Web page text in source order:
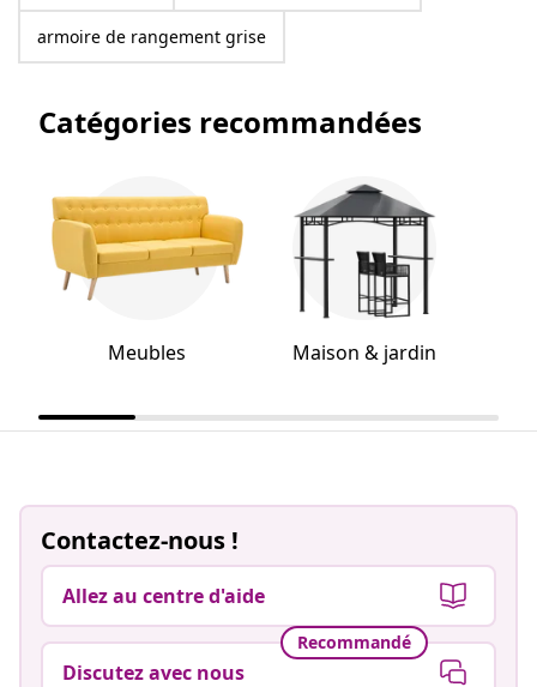
armoire de rangement grise
Catégories recommandées
Meubles Maison & jardin
Contactez-nous !
Allez au centre d'aide
Recommandé
Discutez avec nous